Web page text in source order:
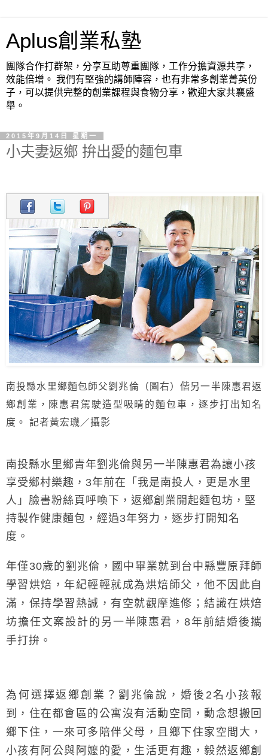
Aplus創業私塾
團隊合作打群架，分享互助尊重團隊，工作分擔資源共享，
效能倍增。 我們有堅強的講師陣容，也有非常多創業菁英份
子，可以提供完整的創業課程與食物分享，歡迎大家共襄盛
舉。
2015年9月14日 星期一
小夫妻返鄉 拚出愛的麵包車
南投縣水里鄉麵包師父劉兆倫（圖右）偕另一半陳惠君返
鄉創業，陳惠君駕駛造型吸晴的麵包車，逐步打出知名
度。 記者黃宏璣／攝影
南投縣水里鄉青年劉兆倫與另一半陳惠君為讓小孩
享受鄉村樂趣，3年前在「我是南投人，更是水里
人」臉書粉絲頁呼喚下，返鄉創業開起麵包坊，堅
持製作健康麵包，經過3年努力，逐步打開知名
度。
年僅30歲的劉兆倫，國中畢業就到台中縣豐原拜師
學習烘焙，年紀輕輕就成為烘焙師父，他不因此自
滿，保持學習熱誠，有空就觀摩進修；結識在烘焙
坊擔任文案設計的另一半陳惠君，8年前結婚後攜
手打拚。
為何選擇返鄉創業？劉兆倫說，婚後2名小孩報
到，住在都會區的公寓沒有活動空間，動念想搬回
鄉下住，一來可多陪伴父母，且鄉下住家空間大，
小孩有阿公與阿嬤的愛，生活更有趣，毅然返鄉創